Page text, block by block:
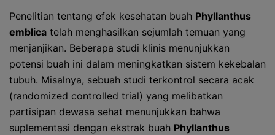
Penelitian tentang efek kesehatan buah Phyllanthus
emblica telah menghasilkan sejumlah temuan yang
menjanjikan. Beberapa studi klinis menunjukkan
potensi buah ini dalam meningkatkan sistem kekebalan
tubuh. Misalnya, sebuah studi terkontrol secara acak
(randomized controlled trial) yang melibatkan
partisipan dewasa sehat menunjukkan bahwa
suplementasi dengan ekstrak buah Phyllanthus